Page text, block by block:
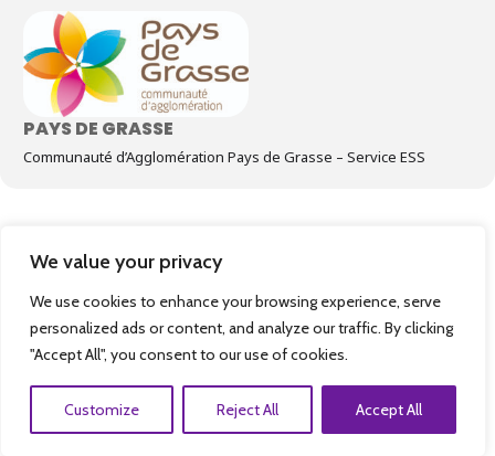
We value your privacy
We use cookies to enhance your browsing experience, serve
personalized ads or content, and analyze our traffic. By clicking
"Accept All", you consent to our use of cookies.
Customize Reject All Accept All
PAYS DE GRASSE
Communauté d’Agglomération Pays de Grasse – Service ESS
Copyright - SlamSol© 2026
Mentions légales